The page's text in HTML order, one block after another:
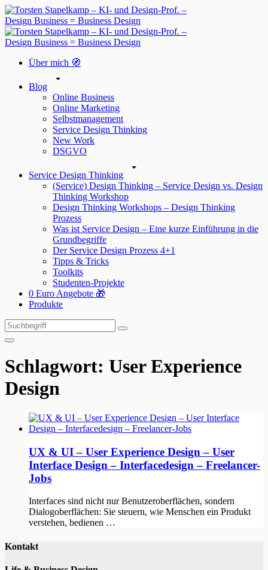
Über mich 🧭
Blog
Online Business
Online Marketing
Selbstmanagement
Service Design Thinking
New Work
DSGVO
Service Design Thinking
(Service) Design Thinking – Service Design vs. Design
Thinking Workshop
Design Thinking Workshops – Design Thinking
Prozess
Was ist Service Design – Eine kurze Einführung in die
Grundbegriffe
Der Service Design Prozess 4+1
Tipps & Tricks
Toolkits
Studenten-Projekte
0 Euro Angebote 🎁
Produkte
Suchen
nach:
Suchen
Schlagwort: User Experience
Design
UX & UI – User Experience Design – User
Interface Design – Interfacedesign – Freelancer-
Jobs
Interfaces sind nicht nur Benutzeroberflächen, sondern
Dialogoberflächen: Sie steuern, wie Menschen ein Produkt
verstehen, bedienen …
Kontakt